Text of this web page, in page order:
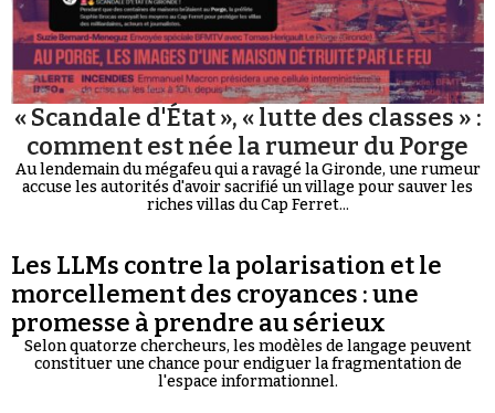
« Scandale d'État », « lutte des classes » :
comment est née la rumeur du Porge
Au lendemain du mégafeu qui a ravagé la Gironde, une rumeur
accuse les autorités d'avoir sacrifié un village pour sauver les
riches villas du Cap Ferret...
Les LLMs contre la polarisation et le
morcellement des croyances : une
promesse à prendre au sérieux
Selon quatorze chercheurs, les modèles de langage peuvent
constituer une chance pour endiguer la fragmentation de
l'espace informationnel.